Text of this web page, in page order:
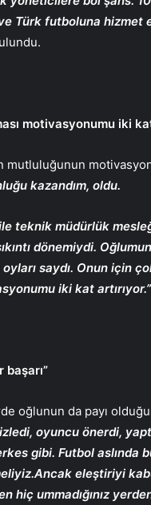
Türk futboluna hizmet
motivasyonumu iki
mutluluğunun
kazandım, oldu.
teknik müdürlük
dönemiydi.
saydı. Onun için
iki kat artırıyor.”
başarı”
oğlunun da payı
oyuncu önerdi,
gibi. Futbol aslında
eleştiriyi
hiç ummadığınız